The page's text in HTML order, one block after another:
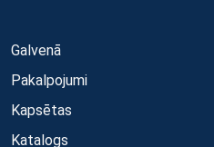
Galvenā
Pakalpojumi
Kapsētas
Katalogs